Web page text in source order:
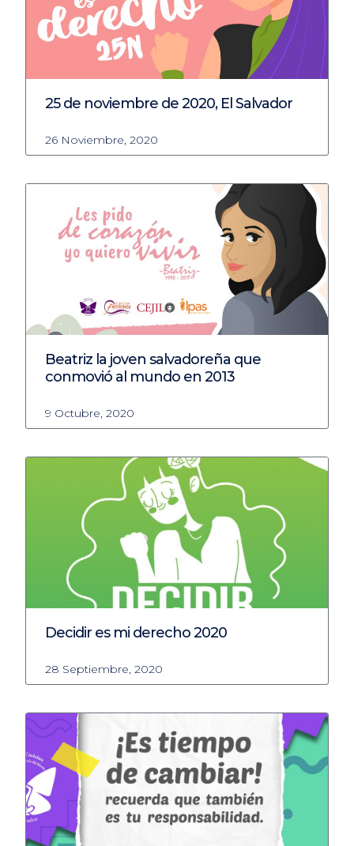
25 de noviembre de 2020, El Salvador
26 Noviembre, 2020
Beatriz la joven salvadoreña que
conmovió al mundo en 2013
9 Octubre, 2020
Decidir es mi derecho 2020
28 Septiembre, 2020